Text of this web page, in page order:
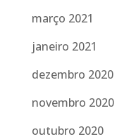
março 2021
janeiro 2021
dezembro 2020
novembro 2020
outubro 2020